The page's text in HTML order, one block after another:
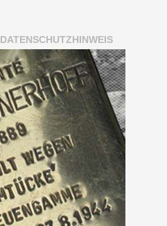
DATENSCHUTZHINWEIS